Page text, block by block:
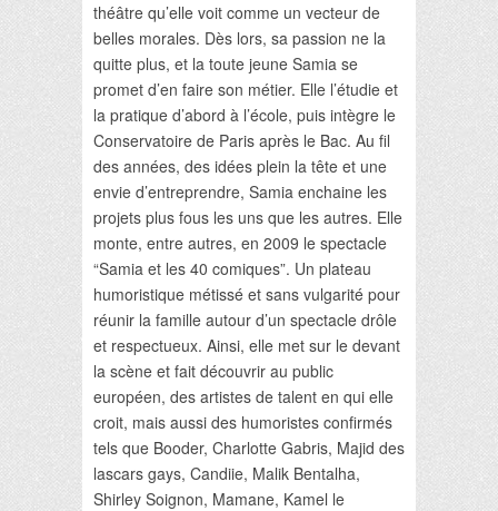
théâtre qu’elle voit comme un vecteur de
belles morales. Dès lors, sa passion ne la
quitte plus, et la toute jeune Samia se
promet d’en faire son métier. Elle l’étudie et
la pratique d’abord à l’école, puis intègre le
Conservatoire de Paris après le Bac. Au fil
des années, des idées plein la tête et une
envie d’entreprendre, Samia enchaine les
projets plus fous les uns que les autres. Elle
monte, entre autres, en 2009 le spectacle
“Samia et les 40 comiques”. Un plateau
humoristique métissé et sans vulgarité pour
réunir la famille autour d’un spectacle drôle
et respectueux. Ainsi, elle met sur le devant
la scène et fait découvrir au public
européen, des artistes de talent en qui elle
croit, mais aussi des humoristes confirmés
tels que Booder, Charlotte Gabris, Majid des
lascars gays, Candiie, Malik Bentalha,
Shirley Soignon, Mamane, Kamel le